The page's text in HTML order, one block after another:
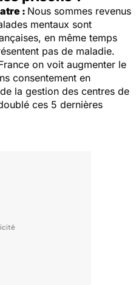
: Nous sommes revenus
mentaux sont
en même temps
pas de maladie.
on voit augmenter le
consentement en
la gestion des centres de
ces 5 dernières